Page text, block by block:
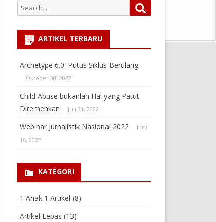
Search
for:
ARTIKEL TERBARU
Archetype 6.0: Putus Siklus Berulang
Oktober 30, 2022
Child Abuse bukanlah Hal yang Patut
Diremehkan
Juli 31, 2022
Webinar Jurnalistik Nasional 2022
Juni
16, 2022
KATEGORI
1 Anak 1 Artikel (8)
Artikel Lepas (13)